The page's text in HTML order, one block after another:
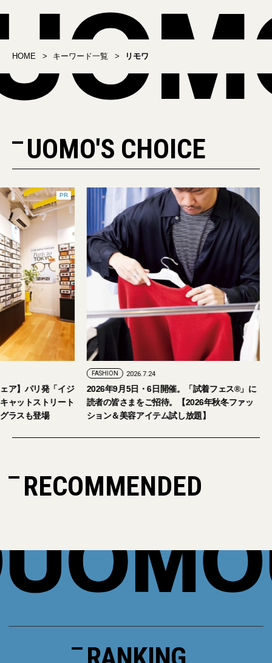
HOME キーワード一覧 リモワ
UOMO'S CHOICE
PR
ア】パリ発「イジ
ャットストリート
ラスも登場
FASHION 2026.7.24
2026年9月5日・6日開催。「試着フェス®︎」に
読者の皆さまをご招待。【2026年秋冬ファッ
ション＆美容アイテム試し放題】
RECOMMENDED